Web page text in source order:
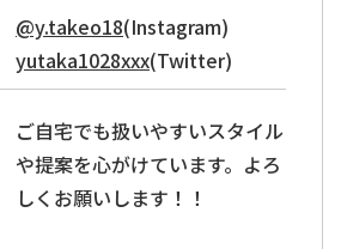
@y.takeo18(Instagram)
yutaka1028xxx(Twitter)
ご自宅でも扱いやすいスタイル
や提案を心がけています。よろ
しくお願いします！！